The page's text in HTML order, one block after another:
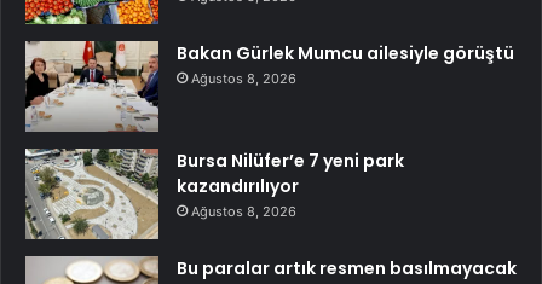
Bakan Gürlek Mumcu ailesiyle görüştü
Ağustos 8, 2026
Bursa Nilüfer’e 7 yeni park
kazandırılıyor
Ağustos 8, 2026
Bu paralar artık resmen basılmayacak